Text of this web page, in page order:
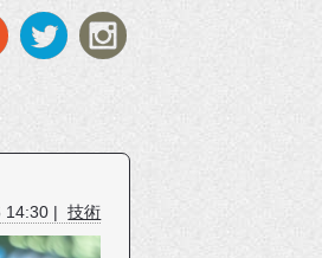
14:30 |技術